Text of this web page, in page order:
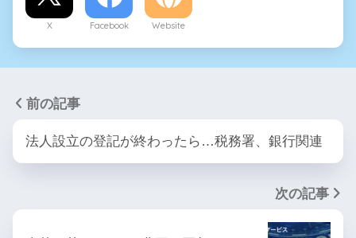
X Facebook Website
前の記事
法人設立の登記が終わったら…税務署、銀行関連
次の記事